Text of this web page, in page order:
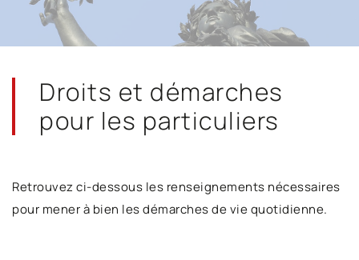
Droits et démarches
pour les particuliers
Retrouvez ci-dessous les renseignements nécessaires
pour mener à bien les démarches de vie quotidienne.